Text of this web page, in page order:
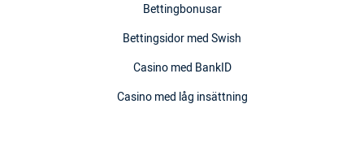
Bettingbonusar
Bettingsidor med Swish
Casino med BankID
Casino med låg insättning